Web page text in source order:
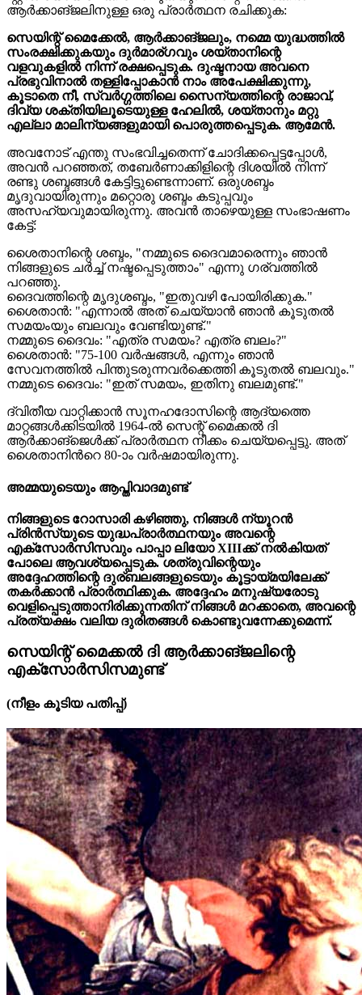
ആർക്കാങ്ജലിനുള്ള ഒരു പ്രാർത്ഥന രചിക്കുക:
സെയിന്റ് മൈക്കേൽ, ആർക്കാങ്ജലും, നമ്മെ യുദ്ധത്തിൽ
സംരക്ഷിക്കുകയും ദുർമാര്ഗവും ശയ്താനിന്റെ
വളവുകളിൽ നിന്ന് രക്ഷപ്പെടുക. ദുഷ്ടനായ അവനെ
പ്രഭുവിനാൽ തള്ളിപ്പോകാൻ നാം അപേക്ഷിക്കുന്നു,
കൂടാതെ നീ, സ്വർഗ്ഗത്തിലെ സൈന്യത്തിന്റെ രാജാവ്,
ദിവ്യ ശക്തിയിലൂടെയുള്ള ഹേലിൽ, ശയ്താനും മറ്റു
എല്ലാ മാലിന്യങ്ങളുമായി പൊരുത്തപ്പെടുക. ആമേൻ.
അവനോട് എന്തു സംഭവിച്ചതെന്ന് ചോദിക്കപ്പെട്ടപ്പോൾ,
അവൻ പറഞ്ഞത്, തബേർണാക്കിളിന്റെ ദിശയിൽ നിന്ന്
രണ്ടു ശബ്ദങ്ങൾ കേട്ടിട്ടുണ്ടെന്നാണ്. ഒരുശബ്ദം
മൃദുവായിരുന്നും മറ്റൊരു ശബ്ദം കടുപ്പവും
അസഹ്യവുമായിരുന്നു. അവൻ താഴെയുള്ള സംഭാഷണം
കേട്ട്:
ശൈതാനിന്റെ ശബ്ദം, "നമ്മുടെ ദൈവമാരെന്നും ഞാൻ
നിങ്ങളുടെ ചർച്ച് നഷ്ടപ്പെടുത്താം" എന്നു ഗര്വത്തിൽ
പറഞ്ഞു.
ദൈവത്തിന്റെ മൃദുശബ്ദം, "ഇതുവഴി പോയിരിക്കുക."
ശൈതാൻ: "എന്നാൽ അത് ചെയ്യാന്‍ ഞാൻ കൂടുതൽ
സമയംയും ബലവും വേണ്ടിയുണ്ട്."
നമ്മുടെ ദൈവം: "എത്ര സമയം? എത്ര ബലം?"
ശൈതാൻ: "75-100 വർഷങ്ങൾ, എന്നും ഞാന്‍
സേവനത്തിൽ പിന്തുടരുന്നവർക്കെത്തി കൂടുതൽ ബലവും."
നമ്മുടെ ദൈവം: "ഇത് സമയം, ഇതിനു ബലമുണ്ട്."
ദ്വിതീയ വാറ്റിക്കാൻ സൂനഹദോസിന്റെ ആദ്യത്തെ
മാറ്റങ്ങൾക്കിടയിൽ 1964-ൽ സെന്റ് മൈക്കൽ ദി
ആർക്കാങ്ജെൾക്ക് പ്രാർത്ഥന നീക്കം ചെയ്യപ്പെട്ടു. അത്
ശൈതാനിന്‍റെ 80-ാം വർഷമായിരുന്നു.
അമ്മയുടെയും ആപ്തിവാദമുണ്ട്
നിങ്ങളുടെ റോസാരി കഴിഞ്ഞു, നിങ്ങൾ ന്യൂറൻ
പ്രിൻസ്‌യുടെ യുദ്ധപ്രാർത്ഥനയും അവന്റെ
എക്സോർസിസവും പാപ്പാ ലിയോ XIIIക്ക് നൽകിയത്
പോലെ ആവശ്യപ്പെടുക. ശത്രുവിന്റെയും
അദ്ദേഹത്തിന്റെ ദുര്ബലങ്ങളുടെയും കൂട്ടായ്മയിലേക്ക്
തകർക്കാൻ പ്രാർത്ഥിക്കുക. അദ്ദേഹം മനുഷ്യരോടു
വെളിപ്പെടുത്താനിരിക്കുന്നതിന് നിങ്ങൾ മറക്കാതെ, അവന്റെ
പ്രത്യക്ഷം വലിയ ദുരിതങ്ങൾ കൊണ്ടുവന്നേക്കുമെന്ന്.
സെയിന്റ് മൈക്കൽ ദി ആർക്കാങ്ജലിന്റെ
എക്സോർസിസമുണ്ട്
(നീളം കൂടിയ പതിപ്പ്)